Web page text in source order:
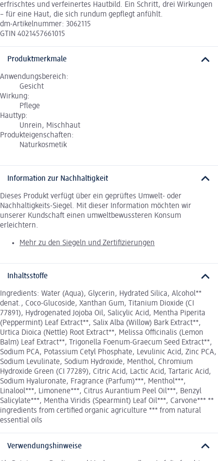
erfrischtes und verfeinertes Hautbild. Ein Schritt, drei Wirkungen
– für eine Haut, die sich rundum gepflegt anfühlt.
dm-Artikelnummer: 3062115
GTIN 4021457661015
Produktmerkmale
Anwendungsbereich:
Gesicht
Wirkung:
Pflege
Hauttyp:
Unrein, Mischhaut
Produkteigenschaften:
Naturkosmetik
Information zur Nachhaltigkeit
Dieses Produkt verfügt über ein geprüftes Umwelt- oder
Nachhaltigkeits-Siegel. Mit dieser Information möchten wir
unserer Kundschaft einen umweltbewussteren Konsum
erleichtern.
Mehr zu den Siegeln und Zertifizierungen
Inhaltsstoffe
Ingredients: Water (Aqua), Glycerin, Hydrated Silica, Alcohol**
denat., Coco-Glucoside, Xanthan Gum, Titanium Dioxide (CI
77891), Hydrogenated Jojoba Oil, Salicylic Acid, Mentha Piperita
(Peppermint) Leaf Extract**, Salix Alba (Willow) Bark Extract**,
Urtica Dioica (Nettle) Root Extract**, Melissa Officinalis (Lemon
Balm) Leaf Extract**, Trigonella Foenum-Graecum Seed Extract**,
Sodium PCA, Potassium Cetyl Phosphate, Levulinic Acid, Zinc PCA,
Sodium Levulinate, Sodium Hydroxide, Menthol, Chromium
Hydroxide Green (CI 77289), Citric Acid, Lactic Acid, Tartaric Acid,
Sodium Hyaluronate, Fragrance (Parfum)***, Menthol***,
Linalool***, Limonene***, Citrus Aurantium Peel Oil***, Benzyl
Salicylate***, Mentha Viridis (Spearmint) Leaf Oil***, Carvone*** **
ingredients from certified organic agriculture *** from natural
essential oils
Verwendungshinweise